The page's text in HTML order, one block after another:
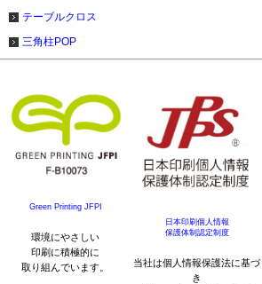
テーブルクロス
三角柱POP
Green Printing JFPI
環境にやさしい
印刷に積極的に
取り組んでいます。
日本印刷個人情報
保護体制認定制度
当社は個人情報保護法に基づ
き